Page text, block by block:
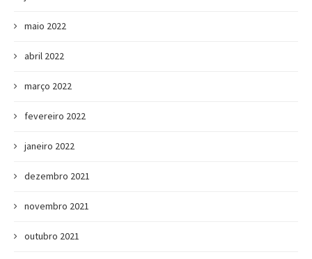
maio 2022
abril 2022
março 2022
fevereiro 2022
janeiro 2022
dezembro 2021
novembro 2021
outubro 2021